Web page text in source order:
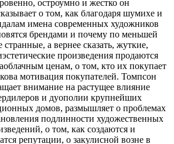
остроумно и жестко он
о том, как благодаря шумихе и
имена современных художников
брендами и почему по меньшей
странные, а вернее сказать, жуткие,
произведения продаются
ценам, о том, кто их покупает
мотивация покупателей. Томпсон
внимание на растущее влияние
и дуополии крупнейших
домов, размышляет о проблемах
подлинности художественных
о том, как создаются и
репутации, о закулисной возне в